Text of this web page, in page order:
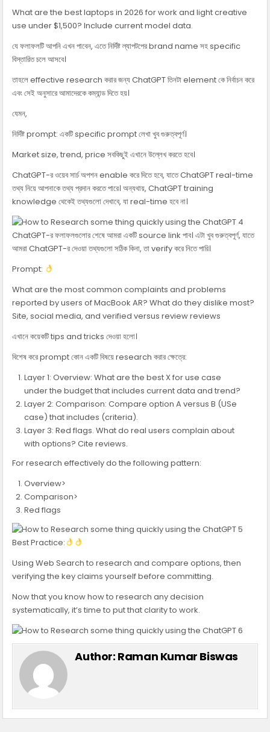
What are the best laptops in 2026 for work and light creative
use under $1,500? Include current model data.
যে ফলাফলটি আপনি এখন পাবেন, এতে নির্দিষ্ট ল্যাপটপের brand name সহ specific
বিস্তারিত চলে আসবে।
তাহলে effective research করার জন্য ChatGPT তিনটা element কে নির্বাচন করে
এবং সেই অনুসারে আমাদেরকে কম্যান্ড দিতে হয়।
যেমন,
নির্দিষ্ট prompt: একটি specific prompt লেখা খুব গুরুত্বপূর্ণ।
Market size, trend, price সবকিছুই এখানে উল্লেখ করতে হবে।
ChatGPT-র ওয়েব সার্চ অপশন enable করে দিতে হবে, যাতে ChatGPT real-time
তথ্য নিয়ে আপনাকে তথ্য প্রদান করতে পারে। অন্যথায়, ChatGPT training
knowledge থেকেই তথ্যগুলো দেখাবে, যা real-time হবে না।
ChatGPT-র ফলাফলগুলোর শেষে আমরা একটি source link পাব। এটা খুব গুরুত্বপূর্ণ, যাতে
আমরা ChatGPT-র দেওয়া তথ্যগুলো সঠিক কিনা, তা verify করে নিতে পারি।
Prompt:
What are the most common complaints and problems
reported by users of MacBook AR? What do they dislike most?
Site, social media, and verified versus review reviews
এখানে কয়েকটি tips and tricks দেওয়া হলো।
বিশেষ করে prompt কোন একটি বিষয়ে research করার ক্ষেত্রে:
Layer 1: Overview: What are the best X for use case
under the budget that includes current data and trend?
Layer 2: Comparison: Compare option A versus B (USe
case) that includes (criteria).
Layer 3: Red flags. What do real users complain about
with options? Cite reviews.
For research effectively do the following pattern:
Overview>
Comparison>
Red flags
Best Practice:
Using Web Search to research and compare options, then
verifying the key claims yourself before committing.
Now that you know how to research any decision
systematically, it’s time to put that clarity to work.
Author: Raman Kumar Biswas